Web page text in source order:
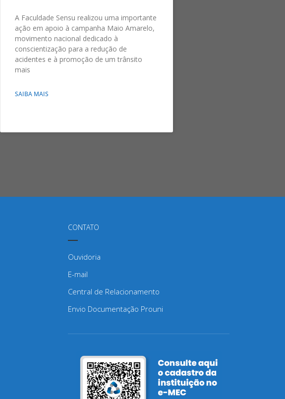
A Faculdade Sensu realizou uma importante
ação em apoio à campanha Maio Amarelo,
movimento nacional dedicado à
conscientização para a redução de
acidentes e à promoção de um trânsito
mais
SAIBA MAIS
CONTATO
Ouvidoria
E-mail
Central de Relacionamento
Envio Documentação Prouni